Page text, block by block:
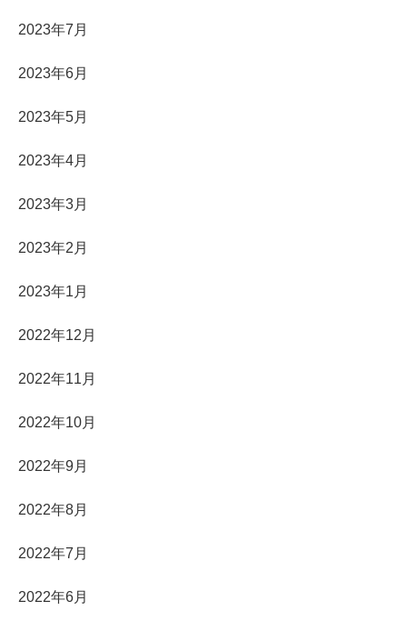
2023年7月
2023年6月
2023年5月
2023年4月
2023年3月
2023年2月
2023年1月
2022年12月
2022年11月
2022年10月
2022年9月
2022年8月
2022年7月
2022年6月